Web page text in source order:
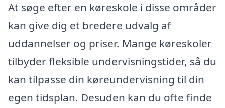
At søge efter en køreskole i disse områder
kan give dig et bredere udvalg af
uddannelser og priser. Mange køreskoler
tilbyder fleksible undervisningstider, så du
kan tilpasse din køreundervisning til din
egen tidsplan. Desuden kan du ofte finde